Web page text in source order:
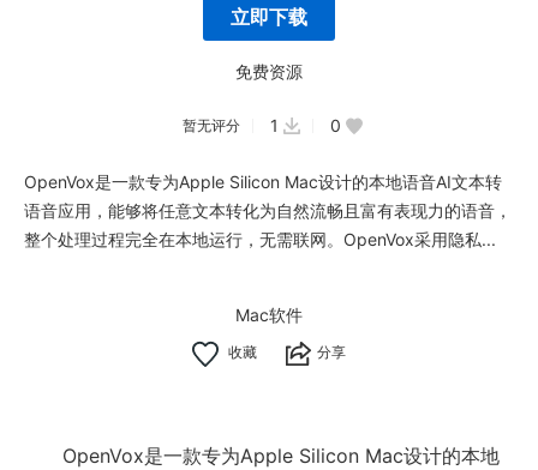
立即下载
免费资源
暂无评分 1 0
OpenVox是一款专为Apple Silicon Mac设计的本地语音AI文本转
语音应用，能够将任意文本转化为自然流畅且富有表现力的语音，
整个处理过程完全在本地运行，无需联网。OpenVox采用隐私...
Mac软件
分享
OpenVox是一款专为Apple Silicon Mac设计的本地